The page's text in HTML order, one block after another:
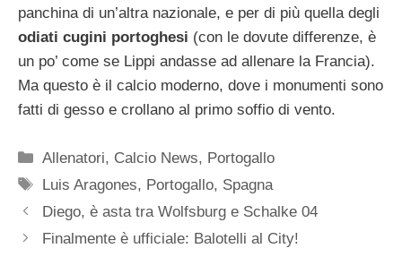
panchina di un’altra nazionale, e per di più quella degli
odiati cugini portoghesi (con le dovute differenze, è
un po’ come se Lippi andasse ad allenare la Francia).
Ma questo è il calcio moderno, dove i monumenti sono
fatti di gesso e crollano al primo soffio di vento.
Categorie
Allenatori, Calcio News, Portogallo
Tag
Luis Aragones, Portogallo, Spagna
Diego, è asta tra Wolfsburg e Schalke 04
Finalmente è ufficiale: Balotelli al City!